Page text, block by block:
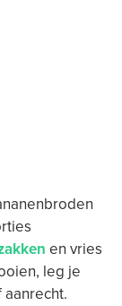
en vries
leg je